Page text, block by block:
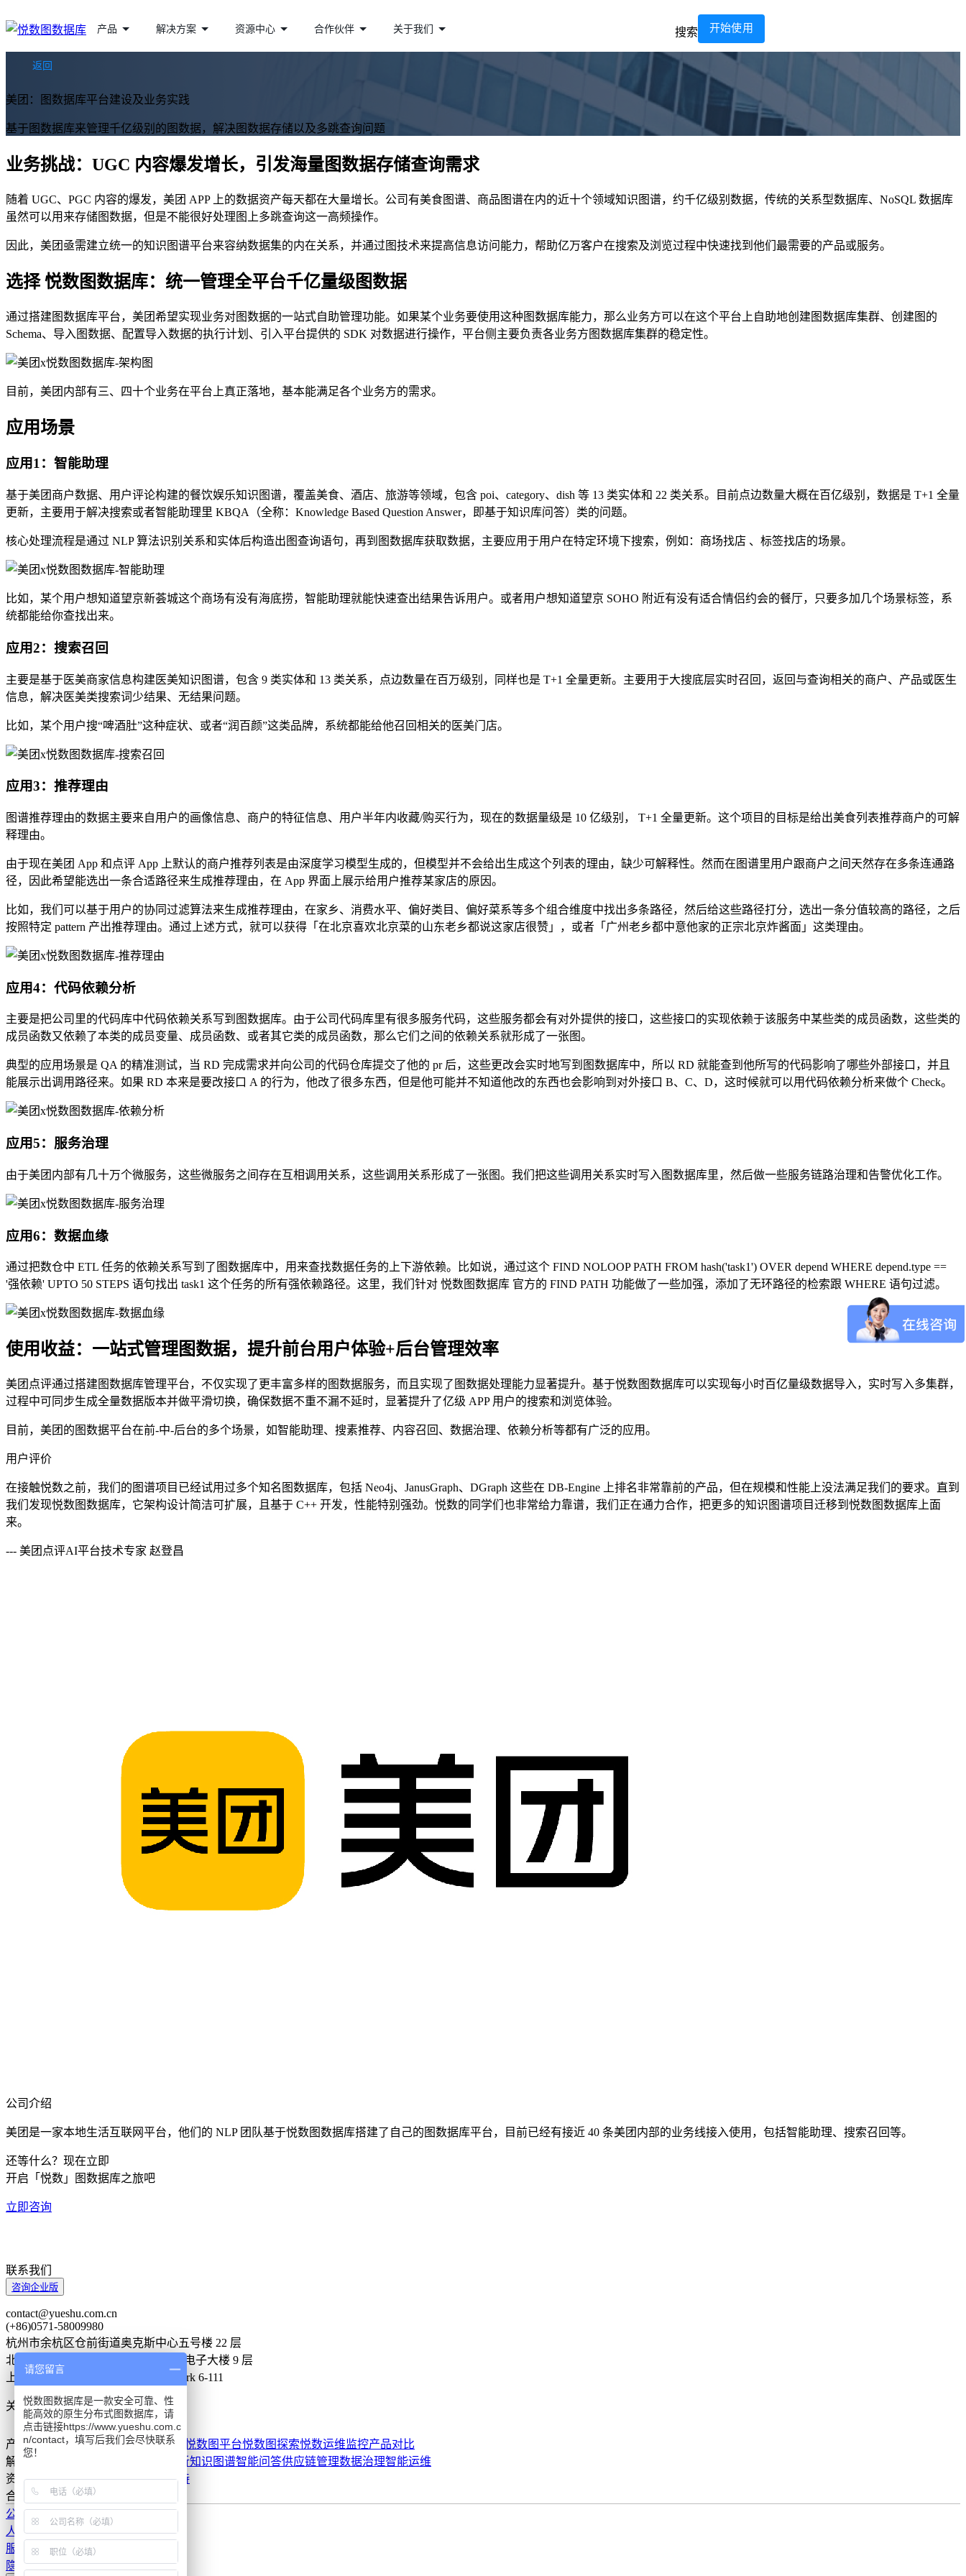
产品 解决方案 资源中心 合作伙伴 关于我们 搜索 开始使用
返回
美团：图数据库平台建设及业务实践
基于图数据库来管理千亿级别的图数据，解决图数据存储以及多跳查询问题
业务挑战：UGC 内容爆发增长，引发海量图数据存储查询需求
随着 UGC、PGC 内容的爆发，美团 APP 上的数据资产每天都在大量增长。公司有美食图谱、商品图谱在内的近十个领域知识图谱，约千亿级别数据，传统的关系型数据库、NoSQL 数据库
虽然可以用来存储图数据，但是不能很好处理图上多跳查询这一高频操作。
因此，美团亟需建立统一的知识图谱平台来容纳数据集的内在关系，并通过图技术来提高信息访问能力，帮助亿万客户在搜索及浏览过程中快速找到他们最需要的产品或服务。
选择 悦数图数据库：统一管理全平台千亿量级图数据
通过搭建图数据库平台，美团希望实现业务对图数据的一站式自助管理功能。如果某个业务要使用这种图数据库能力，那么业务方可以在这个平台上自助地创建图数据库集群、创建图的
Schema、导入图数据、配置导入数据的执行计划、引入平台提供的 SDK 对数据进行操作，平台侧主要负责各业务方图数据库集群的稳定性。
目前，美团内部有三、四十个业务在平台上真正落地，基本能满足各个业务方的需求。
应用场景
应用1：智能助理
基于美团商户数据、用户评论构建的餐饮娱乐知识图谱，覆盖美食、酒店、旅游等领域，包含 poi、category、dish 等 13 类实体和 22 类关系。目前点边数量大概在百亿级别，数据是 T+1 全量
更新，主要用于解决搜索或者智能助理里 KBQA（全称：Knowledge Based Question Answer，即基于知识库问答）类的问题。
核心处理流程是通过 NLP 算法识别关系和实体后构造出图查询语句，再到图数据库获取数据，主要应用于用户在特定环境下搜索，例如：商场找店 、标签找店的场景。
比如，某个用户想知道望京新荟城这个商场有没有海底捞，智能助理就能快速查出结果告诉用户。或者用户想知道望京 SOHO 附近有没有适合情侣约会的餐厅，只要多加几个场景标签，系
统都能给你查找出来。
应用2：搜索召回
主要是基于医美商家信息构建医美知识图谱，包含 9 类实体和 13 类关系，点边数量在百万级别，同样也是 T+1 全量更新。主要用于大搜底层实时召回，返回与查询相关的商户、产品或医生
信息，解决医美类搜索词少结果、无结果问题。
比如，某个用户搜“啤酒肚”这种症状、或者“润百颜”这类品牌，系统都能给他召回相关的医美门店。
应用3：推荐理由
图谱推荐理由的数据主要来自用户的画像信息、商户的特征信息、用户半年内收藏/购买行为，现在的数据量级是 10 亿级别， T+1 全量更新。这个项目的目标是给出美食列表推荐商户的可解
释理由。
由于现在美团 App 和点评 App 上默认的商户推荐列表是由深度学习模型生成的，但模型并不会给出生成这个列表的理由，缺少可解释性。然而在图谱里用户跟商户之间天然存在多条连通路
径，因此希望能选出一条合适路径来生成推荐理由，在 App 界面上展示给用户推荐某家店的原因。
比如，我们可以基于用户的协同过滤算法来生成推荐理由，在家乡、消费水平、偏好类目、偏好菜系等多个组合维度中找出多条路径，然后给这些路径打分，选出一条分值较高的路径，之后
按照特定 pattern 产出推荐理由。通过上述方式，就可以获得「在北京喜欢北京菜的山东老乡都说这家店很赞」，或者「广州老乡都中意他家的正宗北京炸酱面」这类理由。
应用4：代码依赖分析
主要是把公司里的代码库中代码依赖关系写到图数据库。由于公司代码库里有很多服务代码，这些服务都会有对外提供的接口，这些接口的实现依赖于该服务中某些类的成员函数，这些类的
成员函数又依赖了本类的成员变量、成员函数、或者其它类的成员函数，那么它们之间的依赖关系就形成了一张图。
典型的应用场景是 QA 的精准测试，当 RD 完成需求并向公司的代码仓库提交了他的 pr 后，这些更改会实时地写到图数据库中，所以 RD 就能查到他所写的代码影响了哪些外部接口，并且
能展示出调用路径来。如果 RD 本来是要改接口 A 的行为，他改了很多东西，但是他可能并不知道他改的东西也会影响到对外接口 B、C、D，这时候就可以用代码依赖分析来做个 Check。
应用5：服务治理
由于美团内部有几十万个微服务，这些微服务之间存在互相调用关系，这些调用关系形成了一张图。我们把这些调用关系实时写入图数据库里，然后做一些服务链路治理和告警优化工作。
应用6：数据血缘
通过把数仓中 ETL 任务的依赖关系写到了图数据库中，用来查找数据任务的上下游依赖。比如说，通过这个 FIND NOLOOP PATH FROM hash('task1') OVER depend WHERE depend.type ==
'强依赖' UPTO 50 STEPS 语句找出 task1 这个任务的所有强依赖路径。这里，我们针对 悦数图数据库 官方的 FIND PATH 功能做了一些加强，添加了无环路径的检索跟 WHERE 语句过滤。
使用收益：一站式管理图数据，提升前台用户体验+后台管理效率
美团点评通过搭建图数据库管理平台，不仅实现了更丰富多样的图数据服务，而且实现了图数据处理能力显著提升。基于悦数图数据库可以实现每小时百亿量级数据导入，实时写入多集群，
过程中可同步生成全量数据版本并做平滑切换，确保数据不重不漏不延时，显著提升了亿级 APP 用户的搜索和浏览体验。
目前，美团的图数据平台在前-中-后台的多个场景，如智能助理、搜素推荐、内容召回、数据治理、依赖分析等都有广泛的应用。
用户评价
在接触悦数之前，我们的图谱项目已经试用过多个知名图数据库，包括 Neo4j、JanusGraph、DGraph 这些在 DB-Engine 上排名非常靠前的产品，但在规模和性能上没法满足我们的要求。直到
我们发现悦数图数据库，它架构设计简洁可扩展，且基于 C++ 开发，性能特别强劲。悦数的同学们也非常给力靠谱，我们正在通力合作，把更多的知识图谱项目迁移到悦数图数据库上面
来。
--- 美团点评AI平台技术专家 赵登昌
公司介绍
美团是一家本地生活互联网平台，他们的 NLP 团队基于悦数图数据库搭建了自己的图数据库平台，目前已经有接近 40 条美团内部的业务线接入使用，包括智能助理、搜索召回等。
还等什么？现在立即
开启「悦数」图数据库之旅吧
立即咨询
联系我们
咨询企业版
contact@yueshu.com.cn
(+86)0571-58009980
杭州市余杭区仓前街道奥克斯中心五号楼 22 层
北京市海淀区复兴路甲 23 号临 5 院电子大楼 9 层
上海市静安区南京西路 819 号 wework 6-111
关注我们
产品悦数图数据库悦数 AI 应用平台 悦数图平台悦数图探索悦数运维监控产品对比
解决方案
投研分析知识图谱智能问答供应链管理数据治理智能运维
资源中心案例博客在线体验技术支持
合作伙伴合作计划
公司介绍
人才招聘
服务条款
隐私政策
请您留言
悦数图数据库是一款安全可靠、性
能高效的原生分布式图数据库，请
点击链接https://www.yueshu.com.c
n/contact，填写后我们会尽快联系
您！